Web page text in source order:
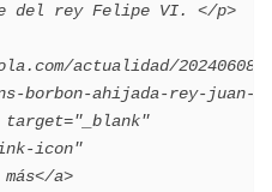
del rey Felipe VI. </p>
actualidad/202406082
borbon-ahijada-rey-juan-
icon"